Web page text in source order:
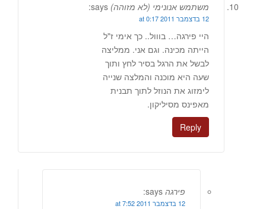
משתמש אנונימי (לא מזוהה) says:
12 בדצמבר 2011 at 0:17
היי פירגה… בווול.. כך אימי ז"ל
הייתה מכינה. וגם אני. ממליצה
לבשל את הרגל בסיר לחץ ותוך
שעה היא מוכנה והמלצה שנייה
לימזוג את הנוזל לתוך תבנית
מאפינס מסיליקון.
Reply
פירגה says:
12 בדצמבר 2011 at 7:52